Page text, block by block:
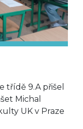
třídě 9.A přišel
Michal
UK v Praze